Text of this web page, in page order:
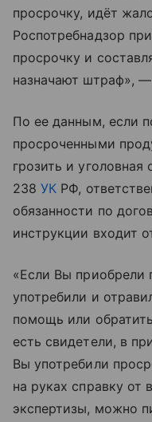
просрочку, идёт
Роспотребнадзор
просрочку и
назначают штраф»,
По ее данным, если
просроченными
грозить и уголовная
238УК РФ,
обязанности по
инструкции входит
«Если Вы приобрели
употребили и
помощь или
есть свидетели, в
Вы употребили
на руках справку от
экспертизы, можно